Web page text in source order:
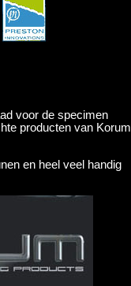
voor de specimen
producten van Korum
en heel veel handig